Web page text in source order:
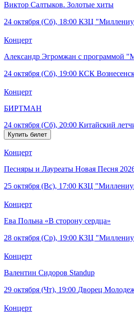
Виктор Салтыков. Золотые хиты
24 октября (Сб), 18:00 КЗЦ
Концерт
Александр Эгромжан с программой
24 октября (Сб), 19:00 КСК
Концерт
БИРТМАН
24 октября (Сб), 20:00 Китайский
Концерт
Песняры и Лауреаты Новая Песня
25 октября (Вс), 17:00 КЗЦ
Концерт
Ева Польна «В сторону сердца»
28 октября (Ср), 19:00 КЗЦ
Концерт
Валентин Сидоров Standup
29 октября (Чт), 19:00 Дворец
Концерт